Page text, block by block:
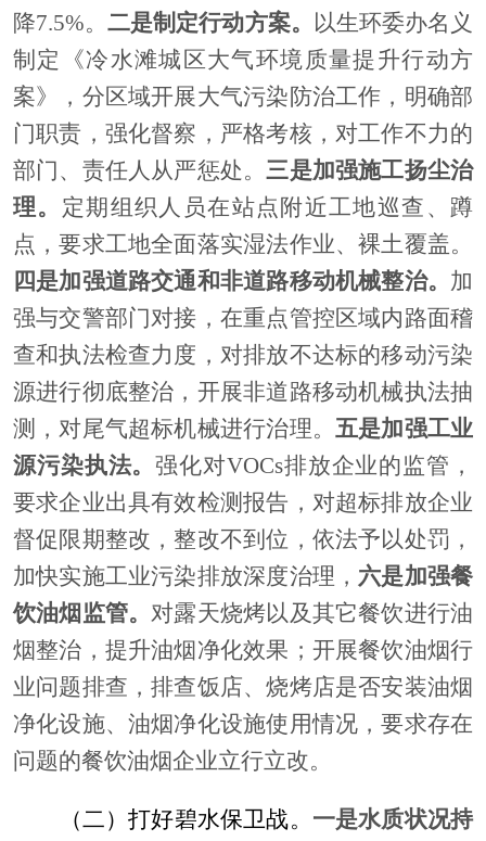
降7.5%。二是制定行动方案。
以生环委办名义
制定《冷水滩城区大气环境质量提升行动方
案》，分区域开展大气污染 防治工作，明确部
门职责，强化督察，严格考核，对工作不力的
部门、责任人从严惩处。三是加强施工扬尘治
理。 定期组织人员在站点附近工地巡查、蹲
点，要求工地全面落实湿法作业、裸土覆盖。
四是加强道路交通和非道路移动机械整治。 加
强与交警部门对接，在重点管控区域内路面稽
查和执法检查力度，对排放不达标的移动污染
源进行彻底整治，开展非道路移动机械执法抽
测，对尾气超标机械进行治理。 五是加强工业
源污染执法。强化对VOCs排放企业的监管，
要求企业出具有效检测报告，对超标排放企业
督促限期整改，整改不到位，依法予以处罚，
加快实施工业污染排放深度治理， 六是加强餐
饮油烟监管。对露天烧烤以及其它餐饮进行油
烟整治，提升油烟净化效果；开展餐饮油烟行
业问题排查，排查饭店、烧烤店是否安装油烟
净化设施、油烟净化设施使用情况，要求存在
问题的餐饮油烟企业立行立改。
（二）打好碧水保卫战。 一是水质状况持